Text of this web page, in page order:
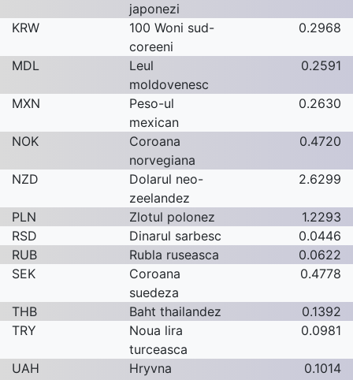
japonezi
KRW
100 Woni sud-
coreeni
0.2968
MDL
Leul
moldovenesc
0.2591
MXN
Peso-ul
mexican
0.2630
NOK
Coroana
norvegiana
0.4720
NZD
Dolarul neo-
zeelandez
2.6299
PLN Zlotul polonez
1.2293
RSD
Dinarul sarbesc
0.0446
RUB
Rubla ruseasca
0.0622
SEK
Coroana
suedeza
0.4778
THB Baht thailandez
0.1392
TRY
Noua lira
turceasca
0.0981
UAH
Hryvna
0.1014